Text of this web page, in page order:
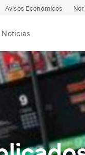
Avisos Económicos
Noticias